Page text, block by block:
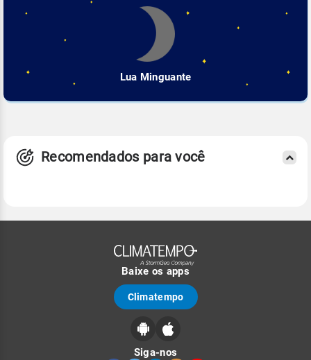
Lua Minguante
Recomendados para você
Baixe os apps
Climatempo
Siga-nos